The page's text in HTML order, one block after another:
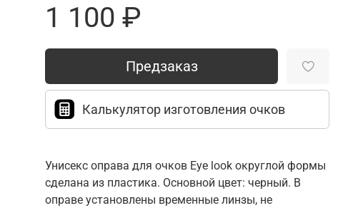
1 100 ₽
Предзаказ
Калькулятор изготовления очков
Унисекс оправа для очков Eye look округлой формы
сделана из пластика. Основной цвет: черный. В
оправе установлены временные линзы, не